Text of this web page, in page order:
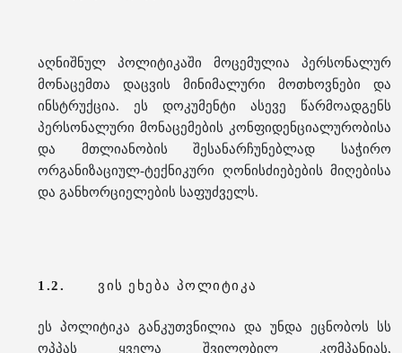
აღნიშნულ პოლიტიკაში მოცემულია პერსონალურ
მონაცემთა დაცვის მინიმალური მოთხოვნები და
ინსტრუქცია. ეს დოკუმენტი ასევე წარმოადგენს
პერსონალური მონაცემების კონფიდენციალურობისა
და მთლიანობის შესანარჩუნებლად საჭირო
ორგანიზაციულ-ტექნიკური ღონისძიებების მიღებისა
და განხორციელების საფუძველს.
1.2. ვის ეხება პოლიტიკა
ეს პოლიტიკა განკუთვნილია და უნდა ეცნობოს სს
ოპპას ყველა შვილობილ კომპანიას,